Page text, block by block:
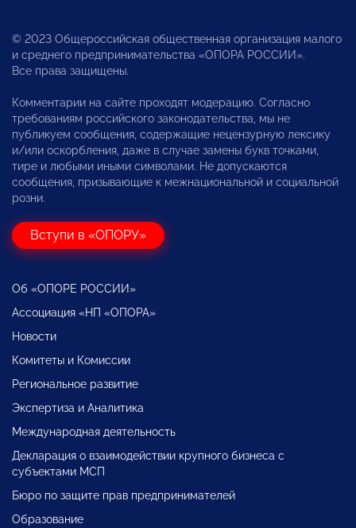
© 2023 Общероссийская общественная организация малого
и среднего предпринимательства «ОПОРА РОССИИ».
Все права защищены.
Комментарии на сайте проходят модерацию. Согласно
требованиям российского законодательства, мы не
публикуем сообщения, содержащие нецензурную лексику
и/или оскорбления, даже в случае замены букв точками,
тире и любыми иными символами. Не допускаются
сообщения, призывающие к межнациональной и социальной
розни.
Вступи в «ОПОРУ»
Об «ОПОРЕ РОССИИ»
Ассоциация «НП «ОПОРА»
Новости
Комитеты и Комиссии
Региональное развитие
Экспертиза и Аналитика
Международная деятельность
Декларация о взаимодействии крупного бизнеса с
субъектами МСП
Бюро по защите прав предпринимателей
Образование